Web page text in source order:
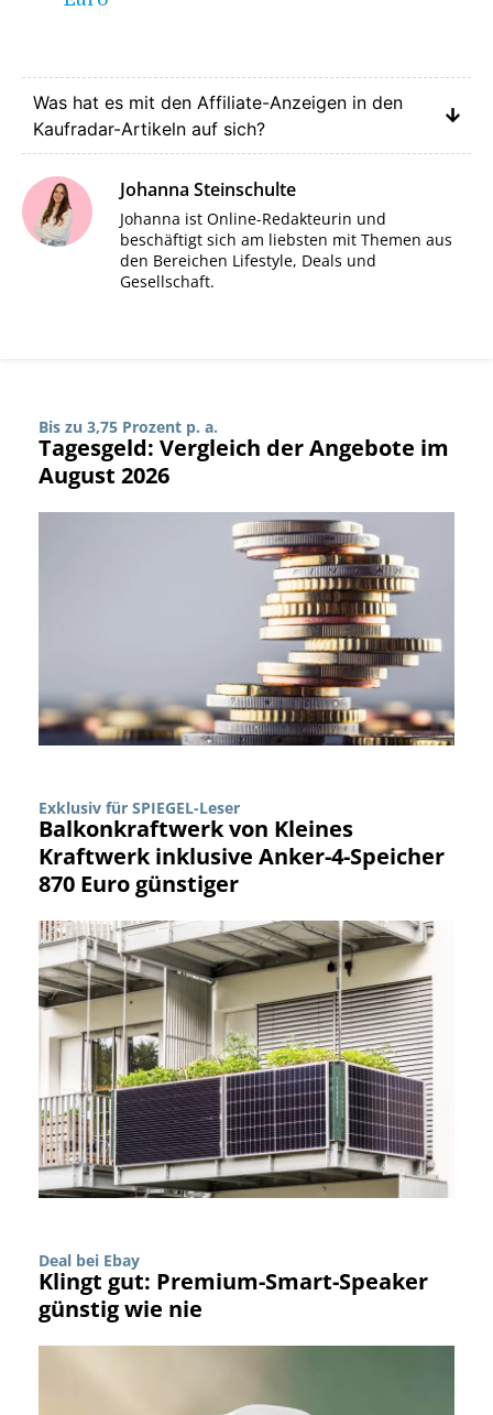
Was hat es mit den Affiliate-Anzeigen in den
Kaufradar-Artikeln auf sich?
Johanna Steinschulte
Johanna ist Online-Redakteurin und
beschäftigt sich am liebsten mit Themen aus
den Bereichen Lifestyle, Deals und
Gesellschaft.
Bis zu 3,75 Prozent p. a.
Tagesgeld: Vergleich der Angebote im
August 2026
Exklusiv für SPIEGEL-Leser
Balkonkraftwerk von Kleines
Kraftwerk inklusive Anker-4-Speicher
870 Euro günstiger
Deal bei Ebay
Klingt gut: Premium-Smart-Speaker
günstig wie nie